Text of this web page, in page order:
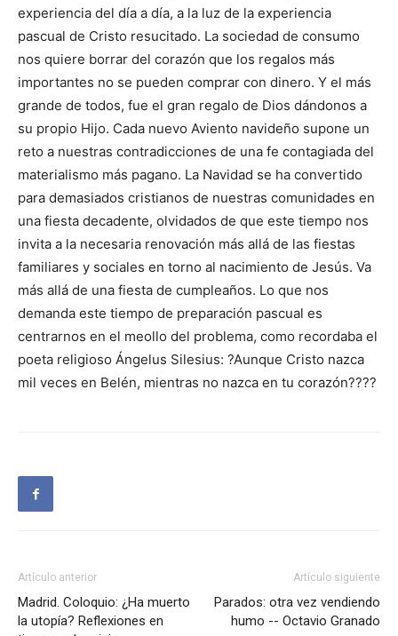
experiencia del día a día, a la luz de la experiencia
pascual de Cristo resucitado. La sociedad de consumo
nos quiere borrar del corazón que los regalos más
importantes no se pueden comprar con dinero. Y el más
grande de todos, fue el gran regalo de Dios dándonos a
su propio Hijo. Cada nuevo Aviento navideño supone un
reto a nuestras contradicciones de una fe contagiada del
materialismo más pagano. La Navidad se ha convertido
para demasiados cristianos de nuestras comunidades en
una fiesta decadente, olvidados de que este tiempo nos
invita a la necesaria renovación más allá de las fiestas
familiares y sociales en torno al nacimiento de Jesús. Va
más allá de una fiesta de cumpleaños. Lo que nos
demanda este tiempo de preparación pascual es
centrarnos en el meollo del problema, como recordaba el
poeta religioso Ángelus Silesius: ?Aunque Cristo nazca
mil veces en Belén, mientras no nazca en tu corazón????
Artículo anterior
Madrid. Coloquio: ¿Ha muerto
la utopía? Reflexiones en
Artículo siguiente
Parados: otra vez vendiendo
humo -- Octavio Granado